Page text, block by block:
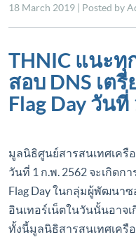
18 March 2019 | Posted by
THNIC แนะทุ
สอบ DNS เต
Flag Day วัน
มูลนิธิศูนย์สารสนเทศเครือ
วันที่ 1 ก.พ. 2562 จะเกิดก
Flag Day ในกลุ่มผู้พัฒนาซ
อินเทอร์เน็ตในวันนั้นอาจ
ทั้งนี้มูลนิธิสารสนเทศเครื